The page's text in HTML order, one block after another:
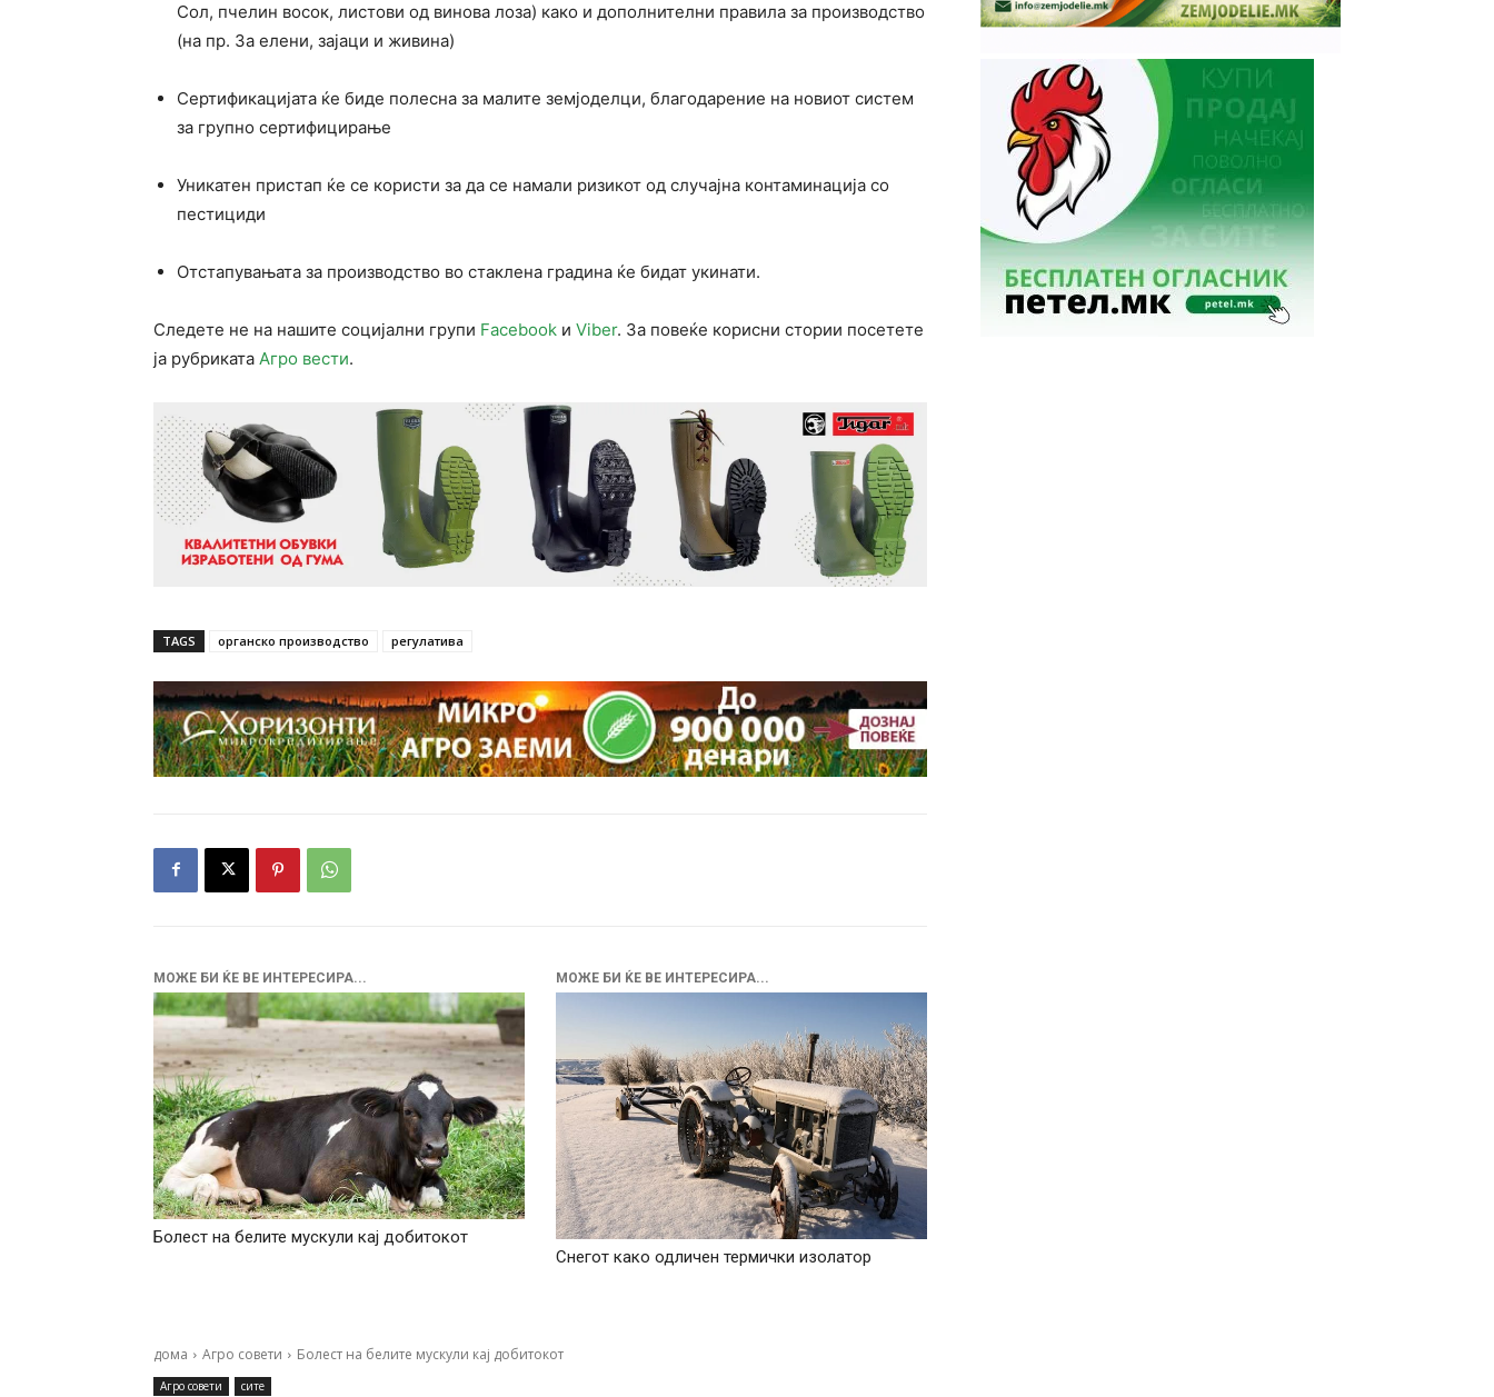
Сол, пчелин восок, листови од винова лоза) како и дополнителни правила за производство
(на пр. За елени, зајаци и живина)
Сертификацијата ќе биде полесна за малите земјоделци, благодарение на новиот систем
за групно сертифицирање
Уникатен пристап ќе се користи за да се намали ризикот од случајна контаминација со
пестициди
Отстапувањата за производство во стаклена градина ќе бидат укинати.
Следете не на нашите социјални групи Facebook и Viber. За повеќе корисни стории посетете
ја рубриката Агро вести.
TAGS органско производство регулатива
МОЖЕ БИ ЌЕ ВЕ ИНТЕРЕСИРА...
Болест на белите мускули кај добитокот
МОЖЕ БИ ЌЕ ВЕ ИНТЕРЕСИРА...
Снегот како одличен термички изолатор